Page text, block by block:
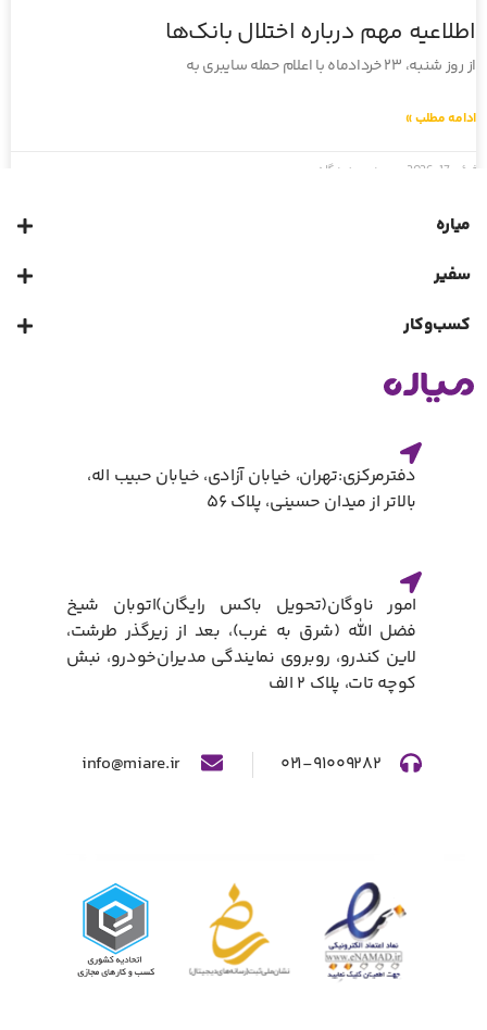
اطلاعیه مهم درباره اختلال بانک‌ها
از روز شنبه، ۲۳ خردادماه با اعلام حمله سایبری به
ادامه مطلب »
ژوئن 17, 2026 بدون دیدگاه
میاره
سفیر
کسب‌و‌کار
دفترمرکزی:تهران، خیابان آزادی، خیابان حبیب اله،
بالاتر از میدان حسینی، پلاک ۵۶
امور ناوگان(تحویل باکس رایگان)​اتوبان شیخ
فضل الله (شرق به غرب)، بعد از زیرگذر طرشت،
لاین کندرو، روبروی نمایندگی مدیران‌خودرو، نبش
کوچه تات، پلاک ۲ الف​
۰۲۱-۹۱۰۰۹۲۸۲ info@miare.ir